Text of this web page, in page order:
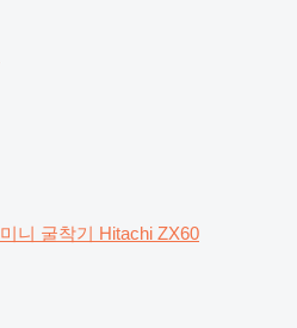
미니 굴착기 Hitachi ZX60